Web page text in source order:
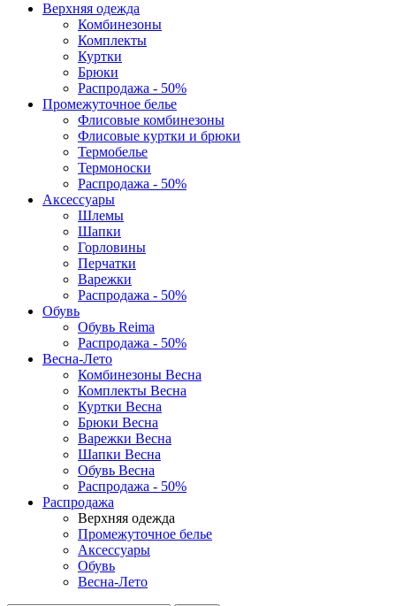
Верхняя одежда
Комбинезоны
Комплекты
Куртки
Брюки
Распродажа - 50%
Промежуточное белье
Флисовые комбинезоны
Флисовые куртки и брюки
Термобелье
Термоноски
Распродажа - 50%
Аксессуары
Шлемы
Шапки
Горловины
Перчатки
Варежки
Распродажа - 50%
Обувь
Обувь Reima
Распродажа - 50%
Весна-Лето
Комбинезоны Весна
Комплекты Весна
Куртки Весна
Брюки Весна
Варежки Весна
Шапки Весна
Обувь Весна
Распродажа - 50%
Распродажа
Верхняя одежда
Промежуточное белье
Аксессуары
Обувь
Весна-Лето